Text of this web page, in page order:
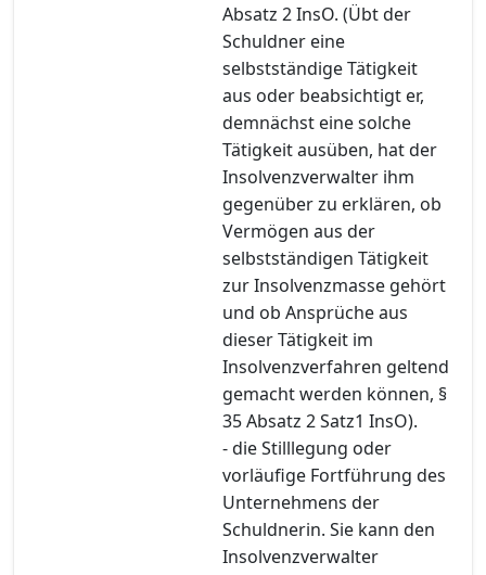
Absatz 2 InsO. (Übt der
Schuldner eine
selbstständige Tätigkeit
aus oder beabsichtigt er,
demnächst eine solche
Tätigkeit ausüben, hat der
Insolvenzverwalter ihm
gegenüber zu erklären, ob
Vermögen aus der
selbstständigen Tätigkeit
zur Insolvenzmasse gehört
und ob Ansprüche aus
dieser Tätigkeit im
Insolvenzverfahren geltend
gemacht werden können, §
35 Absatz 2 Satz1 InsO).
- die Stilllegung oder
vorläufige Fortführung des
Unternehmens der
Schuldnerin. Sie kann den
Insolvenzverwalter